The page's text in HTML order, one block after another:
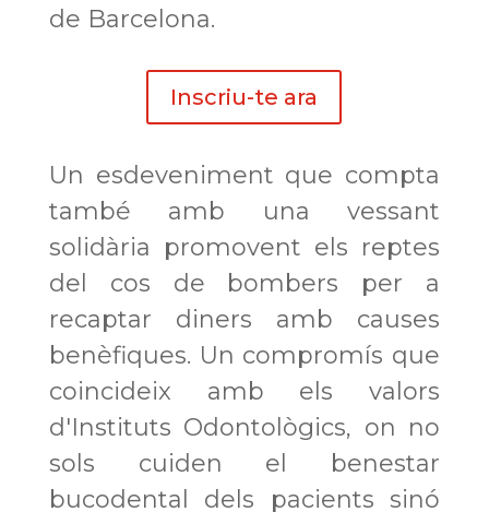
de Barcelona.
Inscriu-te ara
Un esdeveniment que compta
també amb una vessant
solidària promovent els reptes
del cos de bombers per a
recaptar diners amb causes
benèfiques. Un compromís que
coincideix amb els valors
d'Instituts Odontològics, on no
sols cuiden el benestar
bucodental dels pacients sinó